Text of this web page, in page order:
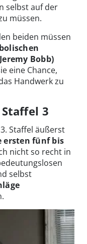
selbst auf der
müssen.
beiden müssen
Bobb)
eine Chance,
Handwerk zu
3
Staffel äußerst
ersten fünf bis
nicht so recht in
selbst